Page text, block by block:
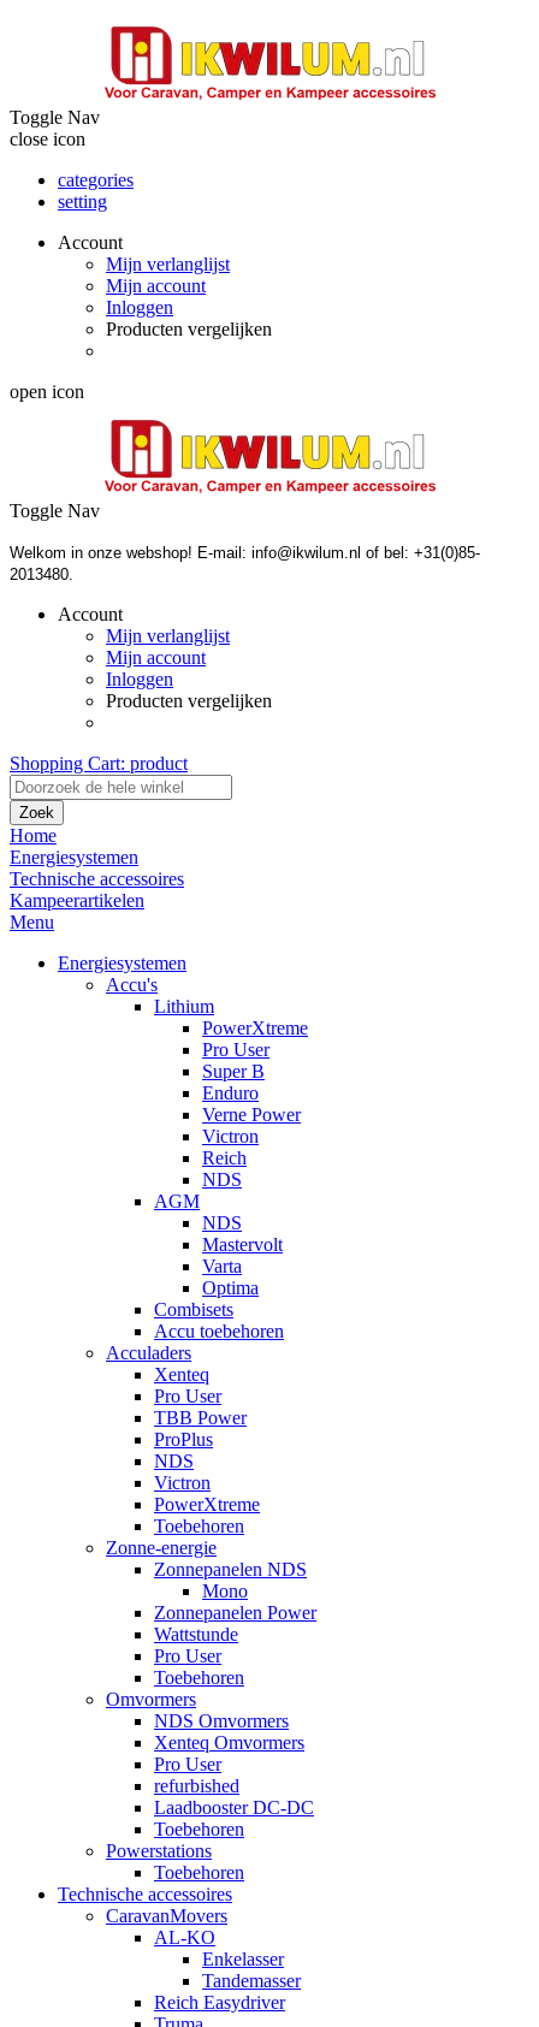
Toggle Nav
close icon
categories
setting
Account
Mijn verlanglijst
Mijn account
Inloggen
Producten vergelijken
open icon
Toggle Nav
Welkom in onze webshop! E-mail: info@ikwilum.nl of bel: +31(0)85-
2013480.
Account
Mijn verlanglijst
Mijn account
Inloggen
Producten vergelijken
Shopping Cart: product
Zoek
Home
Energiesystemen
Technische accessoires
Kampeerartikelen
Menu
Energiesystemen
Accu's
Lithium
PowerXtreme
Pro User
Super B
Enduro
Verne Power
Victron
Reich
NDS
AGM
NDS
Mastervolt
Varta
Optima
Combisets
Accu toebehoren
Acculaders
Xenteq
Pro User
TBB Power
ProPlus
NDS
Victron
PowerXtreme
Toebehoren
Zonne-energie
Zonnepanelen NDS
Mono
Zonnepanelen Power
Wattstunde
Pro User
Toebehoren
Omvormers
NDS Omvormers
Xenteq Omvormers
Pro User
refurbished
Laadbooster DC-DC
Toebehoren
Powerstations
Toebehoren
Technische accessoires
CaravanMovers
AL-KO
Enkelasser
Tandemasser
Reich Easydriver